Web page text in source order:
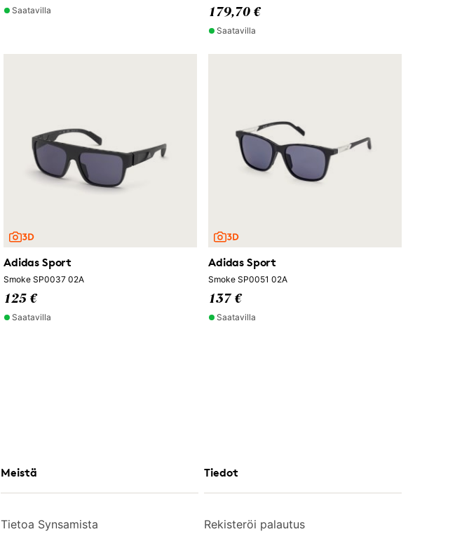
Saatavilla 179,70 €
Saatavilla
Adidas Sport
Smoke SP0037 02A
125 €
Saatavilla
Adidas Sport
Smoke SP0051 02A
137 €
Saatavilla
Meistä
Tietoa Synsamista
Tiedot
Rekisteröi palautus